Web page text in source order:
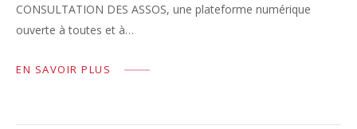
CONSULTATION DES ASSOS, une plateforme numérique
ouverte à toutes et à…
EN SAVOIR PLUS